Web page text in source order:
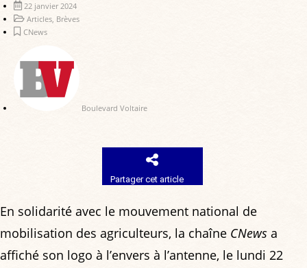
22 janvier 2024
Articles, Brèves
CNews
Boulevard Voltaire
Partager cet article
En solidarité avec le mouvement national de
mobilisation des agriculteurs, la chaîne CNews a
affiché son logo à l’envers à l’antenne, le lundi 22